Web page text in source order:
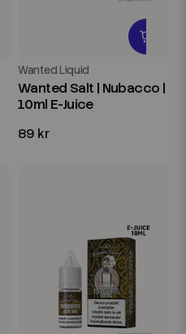
Wanted Liquid
Wanted Salt | Nubacco |
10ml E-Juice
89 kr